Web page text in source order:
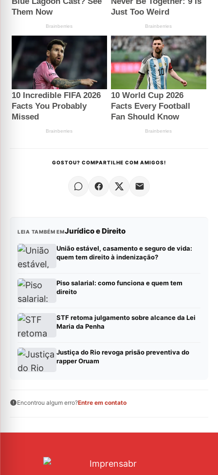
GOSTOU? COMPARTILHE COM AMIGOS!
LEIA TAMBÉM EMJurídico e Direito
União estável, casamento e seguro de vida:
quem tem direito à indenização?
Piso salarial: como funciona e quem tem
direito
STF retoma julgamento sobre alcance da Lei
Maria da Penha
Justiça do Rio revoga prisão preventiva do
rapper Oruam
Encontrou algum erro?Entre em contato